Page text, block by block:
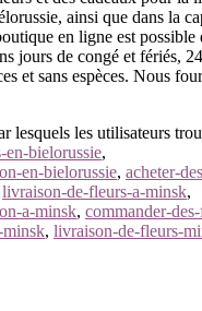
ainsi que dans la
en ligne est possible
jours de congé et fériés,
et sans espèces. Nous
lesquels les utilisateurs
bielorussie,
en-bielorussie, acheter-
livraison-de-fleurs-a-minsk,
a-minsk, commander-
minsk, livraison-de-fleurs-